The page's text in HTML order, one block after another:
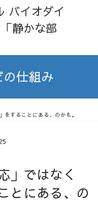
バイオダイ
静かな部
仕組み
することにある、のかも。
」ではなく
とにある、の